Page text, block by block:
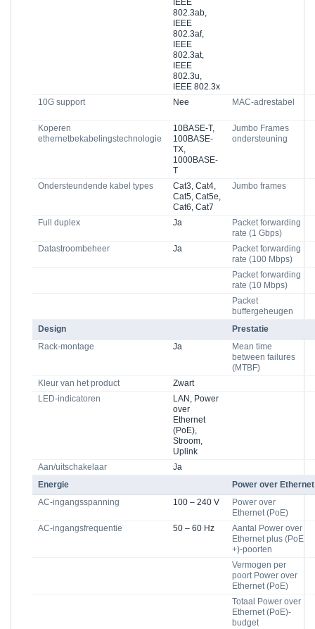
IEEE
802.3ab,
IEEE
802.3af,
IEEE
802.3at,
IEEE
802.3u,
IEEE 802.3x
10G support
Nee MAC-adrestabel
Koperen
ethernetbekabelingstechnologie
10BASE-T,
100BASE-
TX,
1000BASE-
T
Jumbo Frames
ondersteuning
Ondersteundende kabel types
Cat3, Cat4,
Cat5, Cat5e,
Cat6, Cat7
Jumbo frames
Full duplex Ja
Packet forwarding
rate (1 Gbps)
Datastroombeheer
Ja
Packet forwarding
rate (100 Mbps)
Packet forwarding
rate (10 Mbps)
Packet
buffergeheugen
Design
Prestatie
Rack-montage
Ja
Mean time
between failures
(MTBF)
Kleur van het product
Zwart
LED-indicatoren
LAN, Power
over
Ethernet
(PoE),
Stroom,
Uplink
Aan/uitschakelaar
Ja
Energie
Power over
AC-ingangsspanning
100 – 240 V
Power over
Ethernet (PoE)
AC-ingangsfrequentie
50 – 60 Hz
Aantal Power over
Ethernet plus (PoE
+)-poorten
Vermogen per
poort Power over
Ethernet (PoE)
Totaal Power over
Ethernet (PoE)-
budget